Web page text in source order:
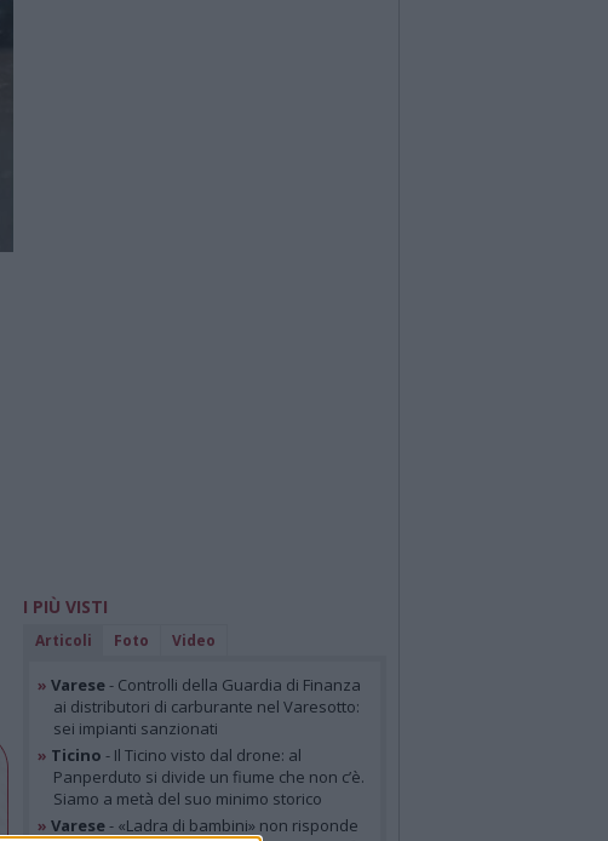
I PIÙ VISTI
Articoli Foto Video
» Varese- Controlli della Guardia di Finanza
ai distributori di carburante nel Varesotto:
sei impianti sanzionati
» Ticino - Il Ticino visto dal drone: al
Panperduto si divide un fiume che non c’è.
Siamo a metà del suo minimo storico
» Varese- «Ladra di bambini» non risponde